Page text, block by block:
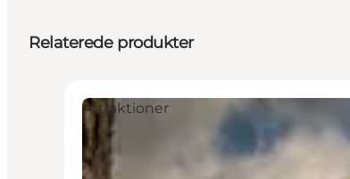
Relaterede produkter
Attraktioner